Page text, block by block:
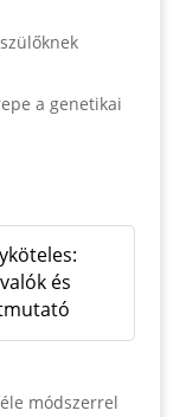
a genetikai
és
módszerrel